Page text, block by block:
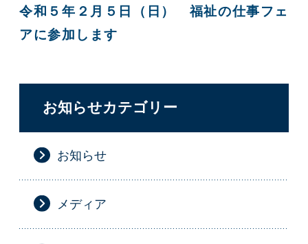
令和５年２月５日（日） 福祉の仕事フェ
アに参加します
お知らせカテゴリー
お知らせ
メディア